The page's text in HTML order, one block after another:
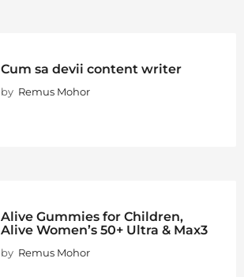
Cum sa devii content writer
by Remus Mohor
Alive Gummies for Children,
Alive Women’s 50+ Ultra & Max3
by Remus Mohor